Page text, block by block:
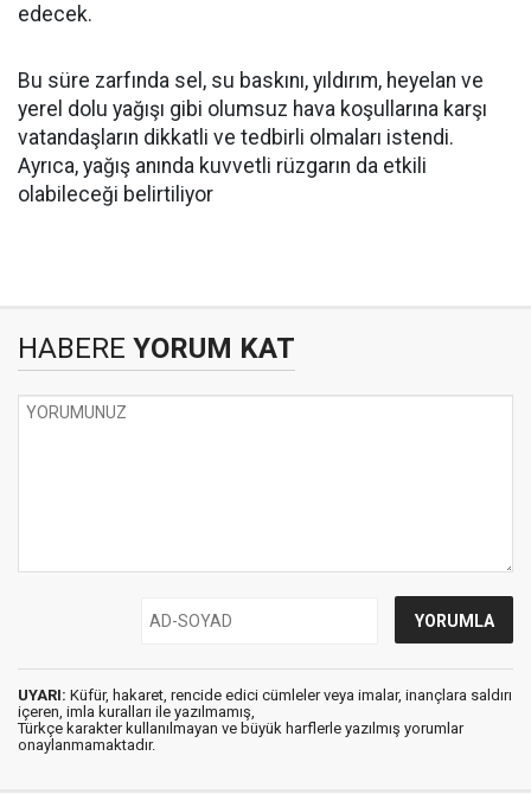
edecek.
Bu süre zarfında sel, su baskını, yıldırım, heyelan ve
yerel dolu yağışı gibi olumsuz hava koşullarına karşı
vatandaşların dikkatli ve tedbirli olmaları istendi.
Ayrıca, yağış anında kuvvetli rüzgarın da etkili
olabileceği belirtiliyor
HABERE YORUM KAT
UYARI: Küfür, hakaret, rencide edici cümleler veya imalar, inançlara saldırı
içeren, imla kuralları ile yazılmamış,
Türkçe karakter kullanılmayan ve büyük harflerle yazılmış yorumlar
onaylanmamaktadır.